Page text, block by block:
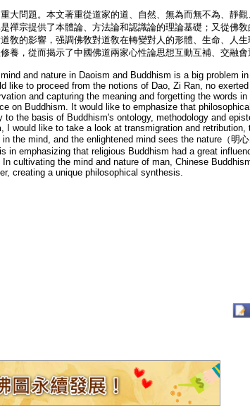
大問題。本文著重從道家的道、自然、無為而無不為、靜
禪宗提供了本體論、方法論和認識論的理論基礎；又從佛
敎的影響，强調佛敎對道敎在轉變對人的形體、生命、人
養，從而揭示了中國佛道兩家心性論思想互動互補、交融會
and nature in Daoism and Buddhism is a big problem
like to proceed from the notions of Dao, Zi Ran, no
and capturing the meaning and forgetting the words in
on Buddhism. It would like to emphasize that
to the basis of Buddhism's ontology, methodology and
I would like to take a look at transmigration and retribution,
the mind, and the enlightened mind sees the nature（明
in emphasizing that religious Buddhism had a great
cultivating the mind and nature of man, Chinese
creating a unique philosophical synthesis.